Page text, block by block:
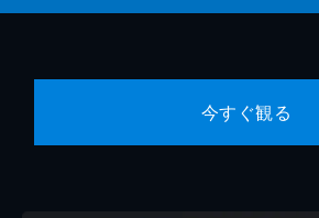
今すぐ観る